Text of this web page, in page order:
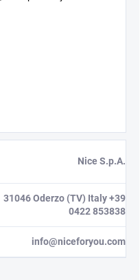
Nice S.p.A.
Oderzo (TV) Italy +39
0422 853838
info@niceforyou.com